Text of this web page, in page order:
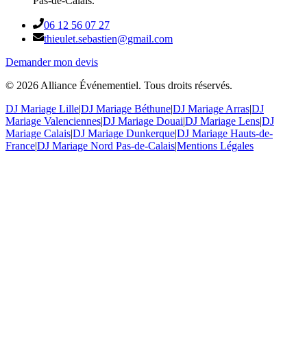
06 12 56 07 27
thieulet.sebastien@gmail.com
Demander mon devis
© 2026 Alliance Événementiel. Tous droits réservés.
DJ Mariage Lille|DJ Mariage Béthune|DJ Mariage Arras|DJ
Mariage Valenciennes|DJ Mariage Douai|DJ Mariage Lens|DJ
Mariage Calais|DJ Mariage Dunkerque|DJ Mariage Hauts-de-
France|DJ Mariage Nord Pas-de-Calais|Mentions Légales